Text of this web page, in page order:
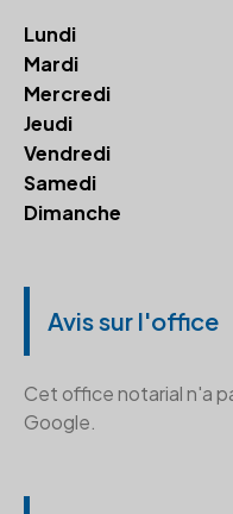
Lundi
Mardi
Mercredi
Jeudi
Vendredi
Samedi
Dimanche
Avis sur l'office
Cet office notarial n'a
Google.